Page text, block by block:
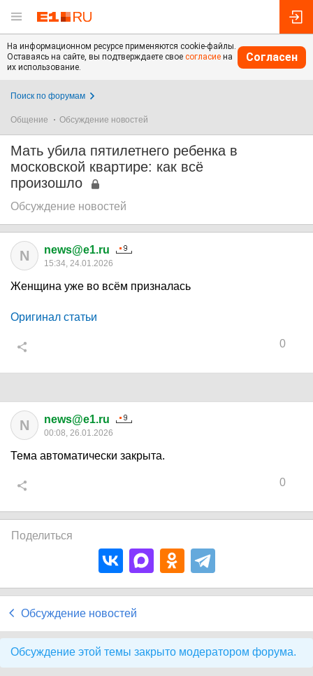
На информационном ресурсе применяются cookie-файлы.
Оставаясь на сайте, вы подтверждаете свое согласие на
их использование.
Согласен
Поиск по форумам
Общение Обсуждение новостей
Мать убила пятилетнего ребенка в
московской квартире: как всё
произошло
Обсуждение новостей
N news@e1.ru
15:34, 24.01.2026
Женщина уже во всём призналась
Оригинал статьи
0
N news@e1.ru
00:08, 26.01.2026
Тема автоматически закрыта.
0
Поделиться
Обсуждение новостей
Обсуждение этой темы закрыто модератором форума.